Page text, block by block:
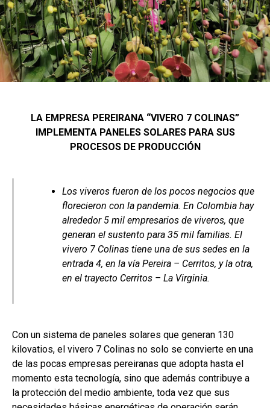
LA EMPRESA PEREIRANA “VIVERO 7 COLINAS”
IMPLEMENTA PANELES SOLARES PARA SUS
PROCESOS DE PRODUCCIÓN
Los viveros fueron de los pocos negocios que
florecieron con la pandemia. En Colombia hay
alrededor 5 mil empresarios de viveros, que
generan el sustento para 35 mil familias. El
vivero 7 Colinas tiene una de sus sedes en la
entrada 4, en la vía Pereira – Cerritos, y la otra,
en el trayecto Cerritos – La Virginia.
Con un sistema de paneles solares que generan 130
kilovatios, el vivero 7 Colinas no solo se convierte en una
de las pocas empresas pereiranas que adopta hasta el
momento esta tecnología, sino que además contribuye a
la protección del medio ambiente, toda vez que sus